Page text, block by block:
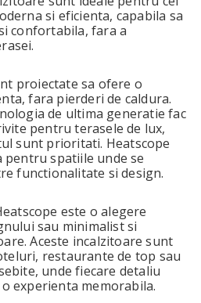
si eficienta, capabila sa
confortabila, fara a
proiectate sa ofere o
fara pierderi de caldura.
de ultima generatie fac
pentru terasele de lux,
sunt prioritati. Heatscope
spatiile unde se
functionalitate si design.
este o alegere
sau minimalist si
Aceste incalzitoare sunt
restaurante de top sau
unde fiecare detaliu
experienta memorabila.